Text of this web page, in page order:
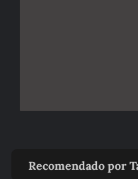
Recomendado por